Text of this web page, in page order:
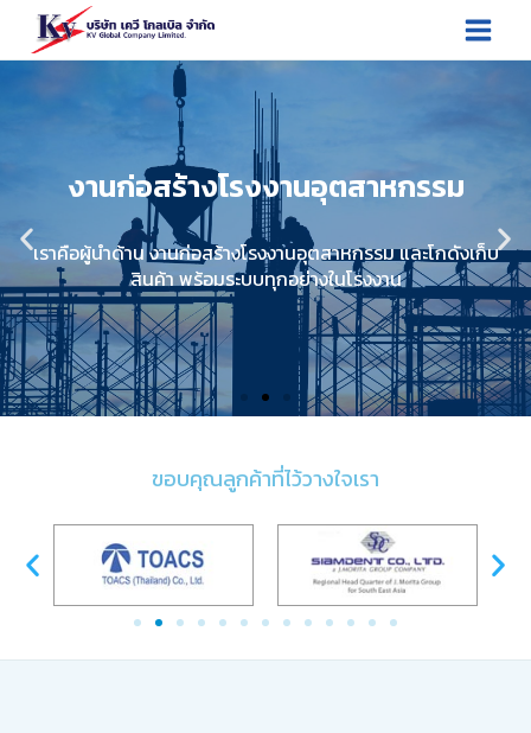
งานก่อสร้างโรงงานอุตสาหกรรม
เราคือผู้นำด้าน งานก่อสร้างโรงงานอุตสาหกรรม และโกดังเก็บ
สินค้า พร้อมระบบทุกอย่างในโรงงาน
ขอบคุณลูกค้าที่ไว้วางใจเรา